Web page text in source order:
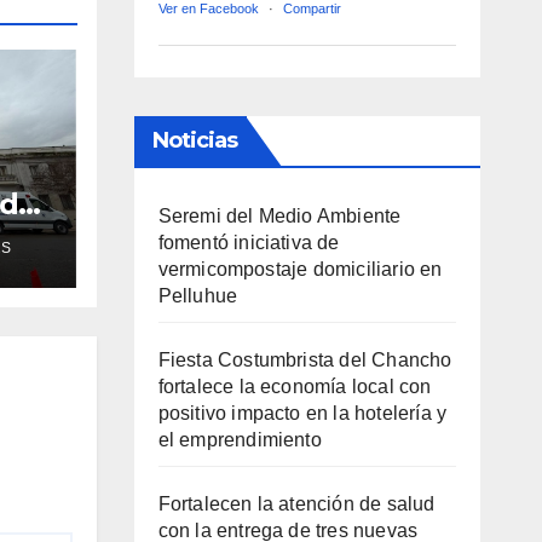
Ver en Facebook · Compartir
Noticias
Seremi del Medio Ambiente
fomentó iniciativa de
vermicompostaje domiciliario en
Pelluhue
Fiesta Costumbrista del Chancho
fortalece la economía local con
positivo impacto en la hotelería y
el emprendimiento
Fortalecen la atención de salud
con la entrega de tres nuevas